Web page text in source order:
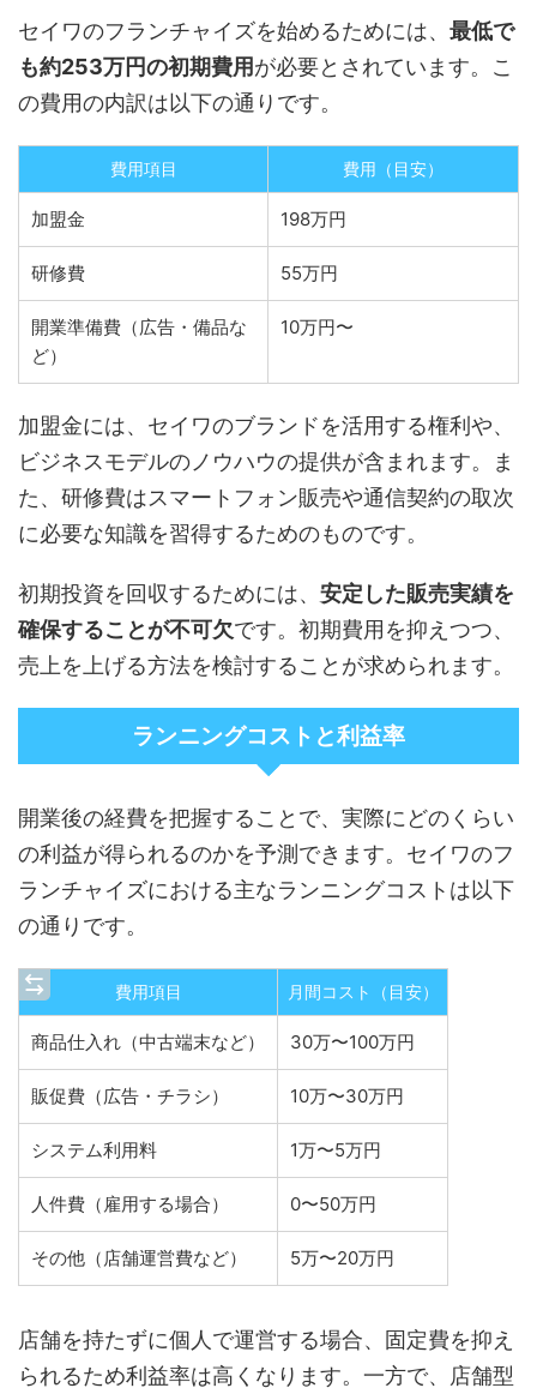
セイワのフランチャイズを始めるためには、 最低で
も約253万円の初期費用が必要とされています。こ
の費用の内訳は以下の通りです。
費用項目 費用（目安）
加盟金 198万円
研修費 55万円
開業準備費（広告・備品な
ど）
10万円〜
加盟金には、セイワのブランドを活用する権利や、
ビジネスモデルのノウハウの提供が含まれます。ま
た、研修費はスマートフォン販売や通信契約の取次
に必要な知識を習得するためのものです。
初期投資を回収するためには、 安定した販売実績を
確保することが不可欠です。初期費用を抑えつつ、
売上を上げる方法を検討することが求められます。
ランニングコストと利益率
開業後の経費を把握することで、実際にどのくらい
の利益が得られるのかを予測できます。セイワのフ
ランチャイズにおける主なランニングコストは以下
の通りです。
費用項目 月間コスト（目安）
商品仕入れ（中古端末など） 30万〜100万円
販促費（広告・チラシ） 10万〜30万円
システム利用料 1万〜5万円
人件費（雇用する場合） 0〜50万円
その他（店舗運営費など） 5万〜20万円
店舗を持たずに個人で運営する場合、固定費を抑え
られるため利益率は高くなります。一方で、店舗型